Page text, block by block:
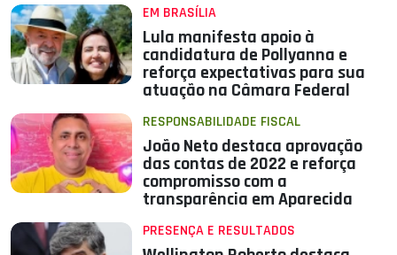
EM BRASÍLIA
Lula manifesta apoio à
candidatura de Pollyanna e
reforça expectativas para sua
atuação na Câmara Federal
RESPONSABILIDADE FISCAL
João Neto destaca aprovação
das contas de 2022 e reforça
compromisso com a
transparência em Aparecida
PRESENÇA E RESULTADOS